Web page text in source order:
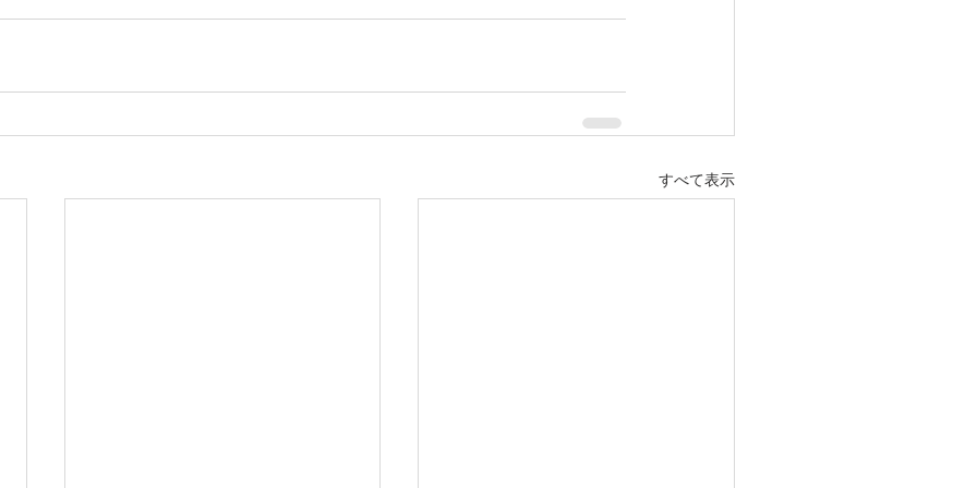
すべて表示